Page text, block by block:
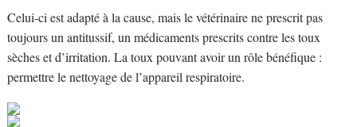
Celui-ci est adapté à la cause, mais le vétérinaire ne prescrit pas
toujours un antitussif, un médicaments prescrits contre les toux
sèches et d’irritation. La toux pouvant avoir un rôle bénéfique :
permettre le nettoyage de l’appareil respiratoire.